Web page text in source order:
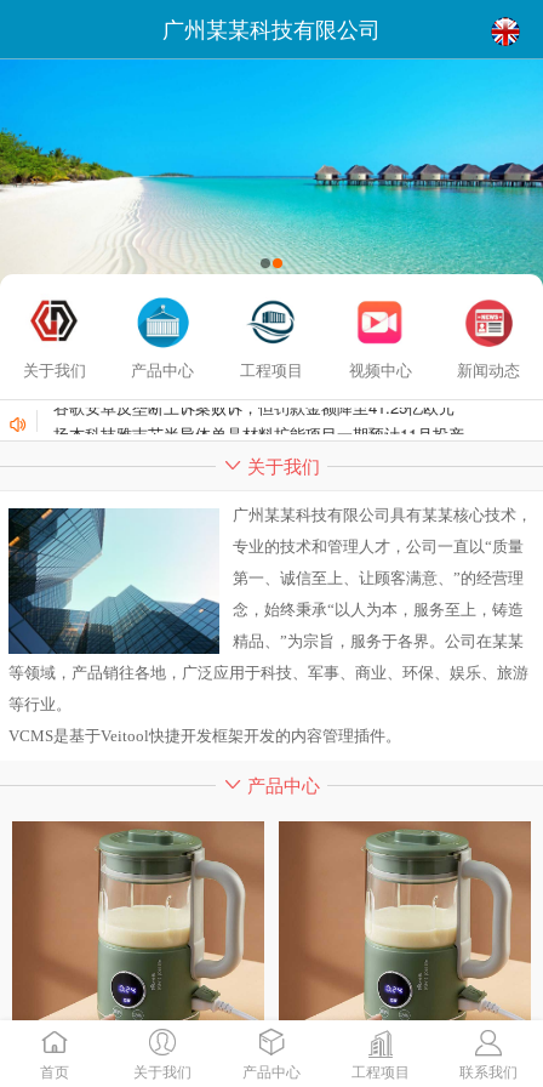
广州某某科技有限公司
关于我们 产品中心 工程项目 视频中心
新闻动态
谷歌安卓反垄断上诉案败诉，但罚款金额降至41.25亿欧元
扬杰科技雅吉芯半导体单晶材料扩能项目一期预计11月投产
关于我们
广州某某科技有限公司具有某某核心技术，
专业的技术和管理人才，公司一直以“质量
第一、诚信至上、让顾客满意、”的经营理
念，始终秉承“以人为本，服务至上，铸造
精品、”为宗旨，服务于各界。公司在某某
等领域，产品销往各地，广泛应用于科技、军事、商业、环保、娱乐、旅游
等行业。
VCMS是基于Veitool快捷开发框架开发的内容管理插件。
产品中心
首页 关于我们 产品中心 工程项目 联系我们